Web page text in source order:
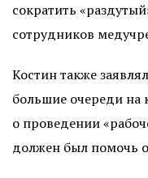
сократить
сотрудников
Костин также
большие очереди
о проведении
должен был помочь